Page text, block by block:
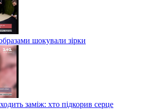
шокували зірки
заміж: хто підкорив серце